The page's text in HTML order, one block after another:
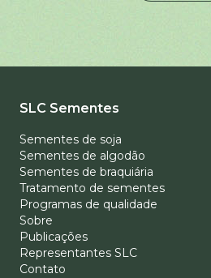
SLC Sementes
Sementes de soja
Sementes de algodão
Sementes de braquiária
Tratamento de sementes
Programas de qualidade
Sobre
Publicações
Representantes SLC
Contato